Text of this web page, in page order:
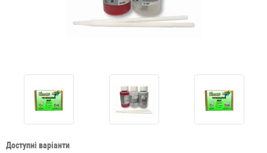
Доступні варіанти